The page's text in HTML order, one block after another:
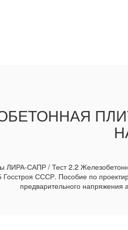
ЛИРА-САПР / Тест 2.2
СССР. Пособие по
предварительного